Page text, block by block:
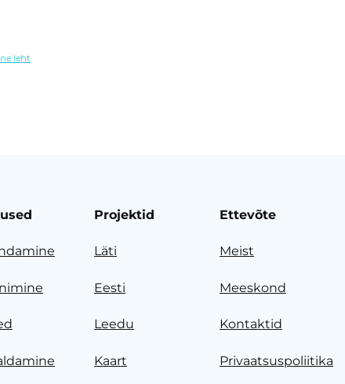
leht
Projektid
Läti
Eesti
Leedu
Kaart
Ettevõte
Meist
Meeskond
Kontaktid
Privaatsuspoliitika